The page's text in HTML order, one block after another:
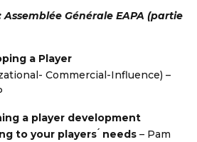
Générale EAPA (partie
a Player
Commercial-Influence) –
a player development
to your players ́ needs – Pam